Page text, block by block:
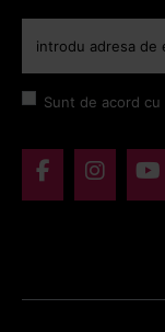
Sunt de acord cu